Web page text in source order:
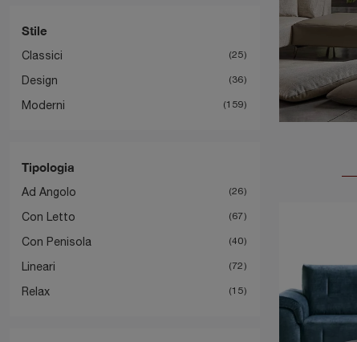
Stile
Classici 25
Design 36
Moderni 159
Tipologia
Ad Angolo 26
Con Letto 67
Con Penisola 40
Lineari 72
Relax 15